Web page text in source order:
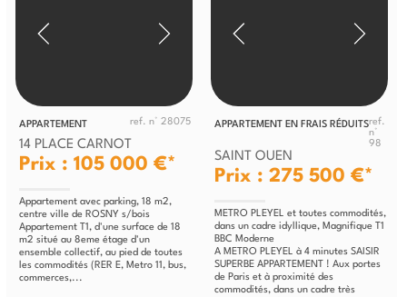
APPARTEMENT ref. n° 28075
14 PLACE CARNOT
Prix : 105 000 €*
Appartement avec parking, 18 m2,
centre ville de ROSNY s/bois
Appartement T1, d'une surface de 18
m2 situé au 8eme étage d'un
ensemble collectif, au pied de toutes
les commodités (RER E, Metro 11, bus,
commerces,...
APPARTEMENT EN FRAIS RÉDUITSref.
n°
98
SAINT OUEN
Prix : 275 500 €*
METRO PLEYEL et toutes commodités,
dans un cadre idyllique, Magnifique T1
BBC Moderne
A METRO PLEYEL à 4 minutes SAISIR
SUPERBE APPARTEMENT ! Aux portes
de Paris et à proximité des
commodités, dans un cadre très